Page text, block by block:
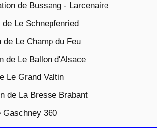
de Bussang - Larcenaire
Le Schnepfenried
Le Champ du Feu
de Le Ballon d'Alsace
Le Grand Valtin
de La Bresse Brabant
Gaschney 360